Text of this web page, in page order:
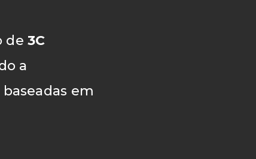
de3C
a
em